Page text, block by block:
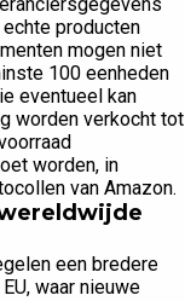
producten
mogen niet
100 eenheden
eventueel kan
worden verkocht tot
worden, in
van Amazon.
een bredere
waar nieuwe